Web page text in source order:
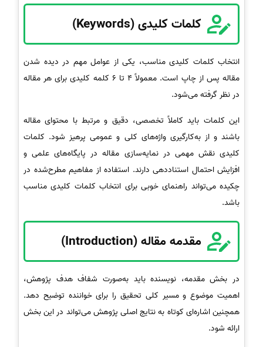
کلمات کلیدی (Keywords)
انتخاب کلمات کلیدی مناسب، یکی از عوامل مهم در دیده شدن
مقاله پس از چاپ است. معمولاً 4 تا 6 کلمه کلیدی برای هر مقاله
در نظر گرفته می‌شود.
این کلمات باید کاملاً تخصصی، دقیق و مرتبط با محتوای مقاله
باشند و از به‌کارگیری واژه‌های کلی و عمومی پرهیز شود. کلمات
کلیدی نقش مهمی در نمایه‌سازی مقاله در پایگاه‌های علمی و
افزایش احتمال استناددهی دارند. استفاده از مفاهیم مطرح‌شده در
چکیده می‌تواند راهنمای خوبی برای انتخاب کلمات کلیدی مناسب
باشد.
مقدمه مقاله (Introduction)
در بخش مقدمه، نویسنده باید به‌صورت شفاف هدف پژوهش،
اهمیت موضوع و مسیر کلی تحقیق را برای خواننده توضیح دهد.
همچنین اشاره‌ای کوتاه به نتایج اصلی پژوهش می‌تواند در این بخش
ارائه شود.